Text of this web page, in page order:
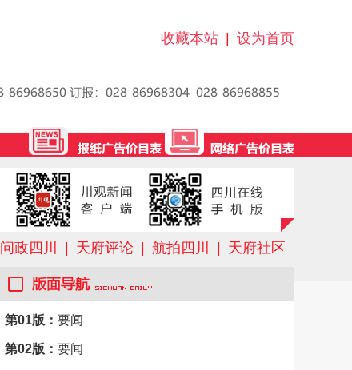
收藏本站 设为首页
问政四川 天府评论 航拍四川 天府社区
第01版： 要闻
第02版： 要闻